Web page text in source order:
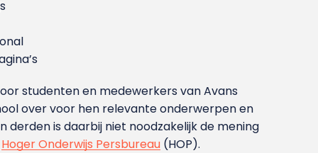
studenten en medewerkers van Avans
over voor hen relevante onderwerpen en
is daarbij niet noodzakelijk de mening
Hoger Onderwijs Persbureau (HOP).